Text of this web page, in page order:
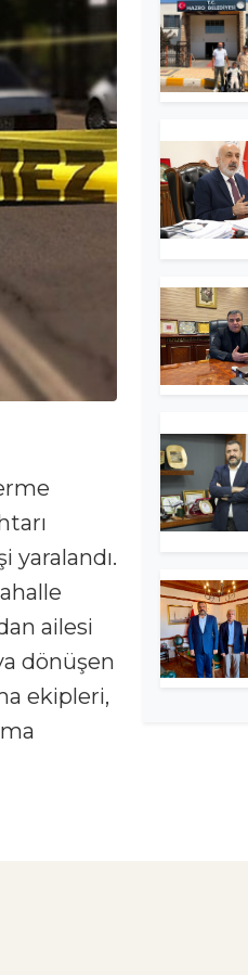
yaralandı.
ailesi
dönüşen
ekipleri,